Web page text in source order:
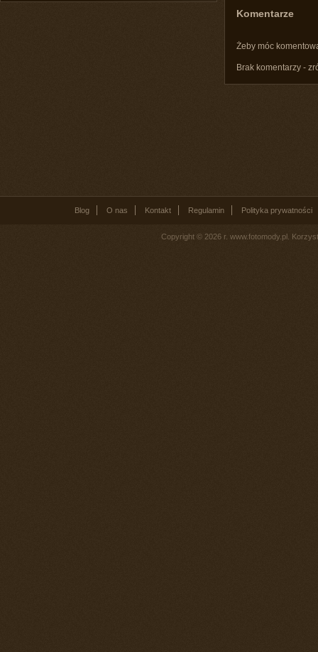
Komentarze
Żeby móc
Brak komentarzy -
Blog O nas Kontakt Regulamin Polityka prywatności
Copyright © 2026 r. www.fotomody.pl.